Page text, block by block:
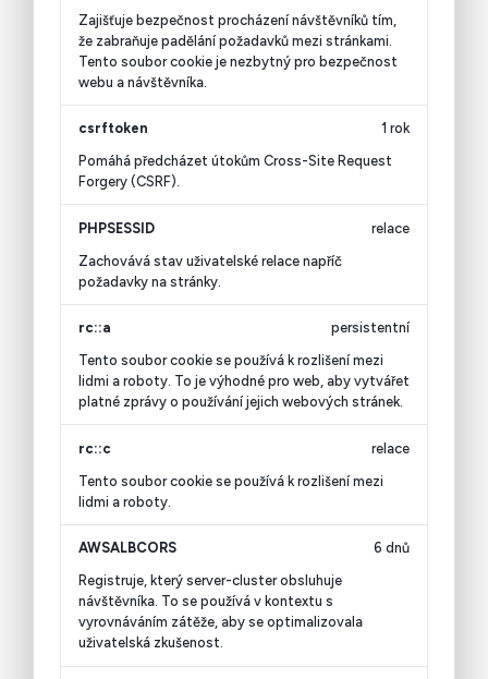
Zajišťuje bezpečnost procházení návštěvníků tím,
že zabraňuje padělání požadavků mezi stránkami.
Tento soubor cookie je nezbytný pro bezpečnost
webu a návštěvníka.
csrftoken
Pomáhá předcházet útokům Cross-Site Request
Forgery (CSRF).
1 rok
PHPSESSID
Zachovává stav uživatelské relace napříč
požadavky na stránky.
relace
rc::a
Tento soubor cookie se používá k rozlišení mezi
lidmi a roboty. To je výhodné pro web, aby vytvářet
platné zprávy o používání jejich webových stránek.
persistentní
rc::c
Tento soubor cookie se používá k rozlišení mezi
lidmi a roboty.
relace
AWSALBCORS
Registruje, který server-cluster obsluhuje
návštěvníka. To se používá v kontextu s
vyrovnáváním zátěže, aby se optimalizovala
uživatelská zkušenost.
6 dnů